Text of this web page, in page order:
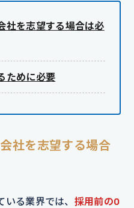
社を志望する場合は必
ために必要
社を志望する場合
る業界では、 採用前のO